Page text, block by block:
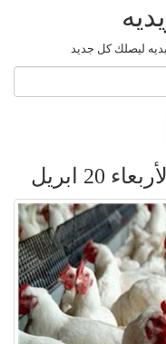
ليصلك كل جديد
ابريل